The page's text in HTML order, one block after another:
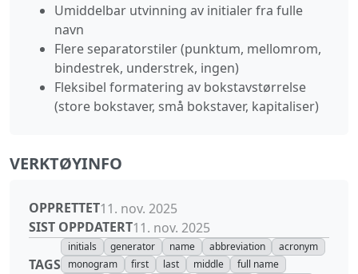
Umiddelbar utvinning av initialer fra fulle
navn
Flere separatorstiler (punktum, mellomrom,
bindestrek, understrek, ingen)
Fleksibel formatering av bokstavstørrelse
(store bokstaver, små bokstaver, kapitaliser)
VERKTØYINFO
OPPRETTET11. nov. 2025
SIST OPPDATERT11. nov. 2025
TAGS
initials generator name abbreviation
acronym
monogram
first last middle
full name